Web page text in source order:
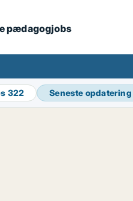
pædagogjobs
322 Seneste